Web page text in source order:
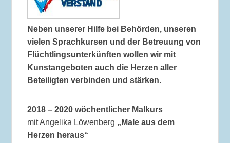
Neben unserer Hilfe bei Behörden, unseren
vielen Sprachkursen und der Betreuung von
Flüchtlingsunterkünften wollen wir mit
Kunstangeboten auch die Herzen aller
Beteiligten verbinden und stärken.
2018 – 2020 wöchentlicher Malkurs
mit Angelika Löwenberg „Male aus dem
Herzen heraus“